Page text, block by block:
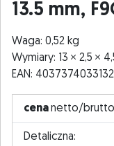
13.5 mm,
Waga: 0,52 kg
Wymiary: 13
2,5
EAN: 4037374033132
cenanetto/brutto
Detaliczna: